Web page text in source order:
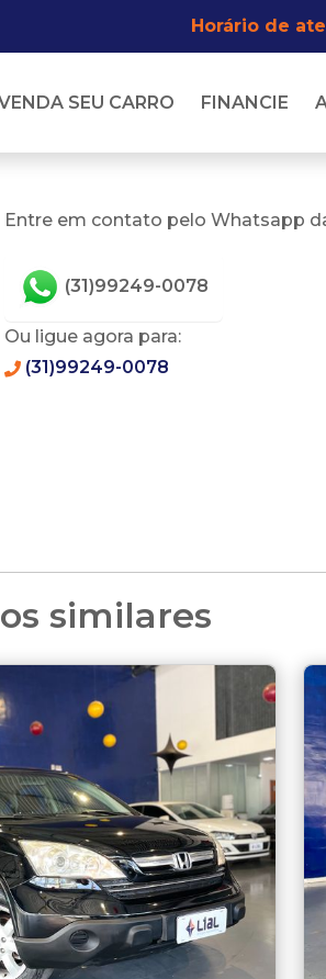
Horário de
SEU CARRO FINANCIE
Entre em contato pelo Whatsapp
(31)99249-0078
Ou ligue agora para:
(31)99249-0078
similares